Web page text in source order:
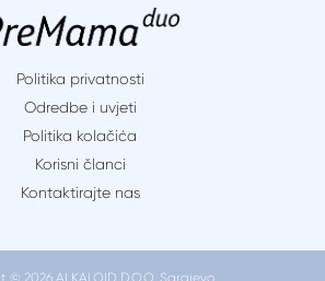
Politika privatnosti
Odredbe i uvjeti
Politika kolačića
Korisni članci
Kontaktirajte nas
© 2026 ALKALOID D.O.O. Sarajevo